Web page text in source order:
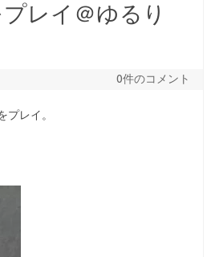
レイ＠ゆるり
0件のコメント
プレイ。